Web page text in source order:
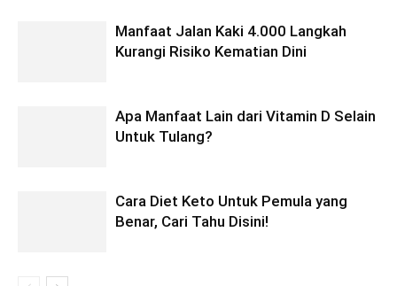
Manfaat Jalan Kaki 4.000 Langkah
Kurangi Risiko Kematian Dini
Apa Manfaat Lain dari Vitamin D Selain
Untuk Tulang?
Cara Diet Keto Untuk Pemula yang
Benar, Cari Tahu Disini!